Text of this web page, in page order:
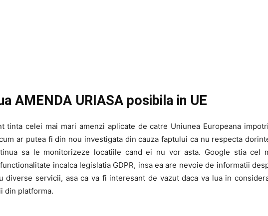
AMENDA URIASA posibila in UE
tinta celei mai mari amenzi aplicate de catre Uniunea Europeana
ar putea fi din nou investigata din cauza faptului ca nu respecta
sa le monitorizeze locatiile cand ei nu vor asta. Google stia cel
incalca legislatia GDPR, insa ea are nevoie de informatii
diverse servicii, asa ca va fi interesant de vazut daca va lua in
din platforma.